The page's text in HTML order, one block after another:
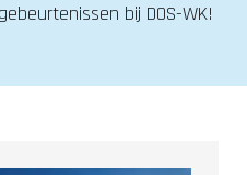
bij DOS-WK!